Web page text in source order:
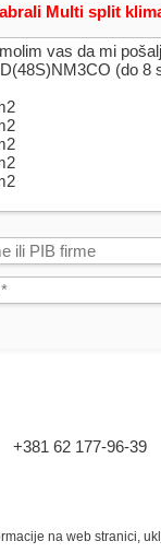
Multi split
+381 62 177-96-39
na web stranici,